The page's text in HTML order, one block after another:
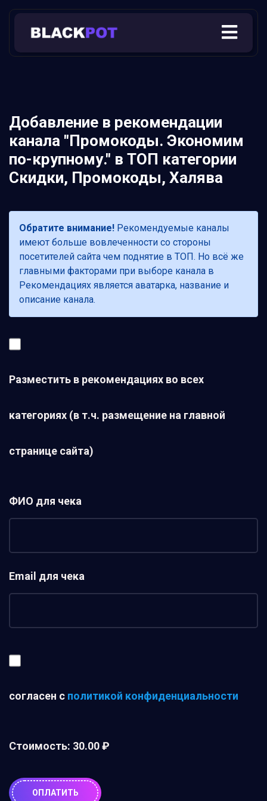
Добавление в рекомендации
канала "Промокоды. Экономим
по-крупному." в ТОП категории
Скидки, Промокоды, Халява
Обратите внимание! Рекомендуемые каналы
имеют больше вовлеченности со стороны
посетителей сайта чем поднятие в ТОП. Но всё же
главными факторами при выборе канала в
Рекомендациях является аватарка, название и
описание канала.
Разместить в рекомендациях во всех
категориях (в т.ч. размещение на главной
странице сайта)
ФИО для чека
Email для чека
согласен с политикой конфиденциальности
Стоимость: 30.00 ₽
ОПЛАТИТЬ